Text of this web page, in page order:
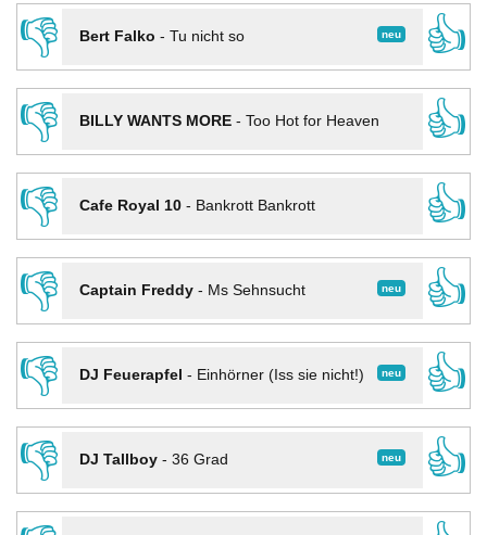
👎
neu
Bert Falko - Tu nicht so
👍
👎
BILLY WANTS MORE- Too Hot for Heaven
👍
👎
Cafe Royal 10- Bankrott Bankrott
👍
👎
neu
Captain Freddy- Ms Sehnsucht
👍
👎
neu
DJ Feuerapfel - Einhörner (Iss sie nicht!)
👍
👎
neu
DJ Tallboy- 36 Grad
👍